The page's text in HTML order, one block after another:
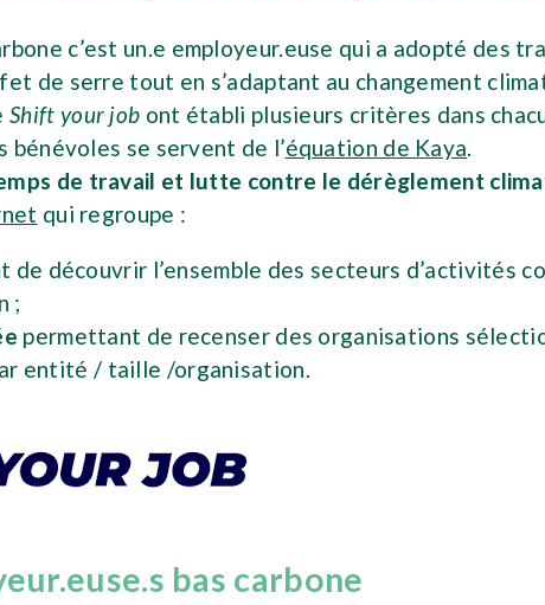
c’est un.e employeur.euse qui a adopté
de serre tout en s’adaptant au changement
Shift your job ont établi plusieurs critères dans
bénévoles se servent de l’équation de Kaya.
de travail et lutte contre le dérèglement
qui regroupe :
de découvrir l’ensemble des secteurs d’activités
;
permettant de recenser des organisations
entité / taille /organisation.
bas carbone